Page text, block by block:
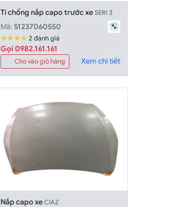
Ti chống nắp capo trước xeSERI 3
Mã: 51237060550
★★★★ 2 đánh giá
Gọi 0982.161.161
Cho vào giỏ hàng Xem chi tiết
Nắp capo xeCIAZ